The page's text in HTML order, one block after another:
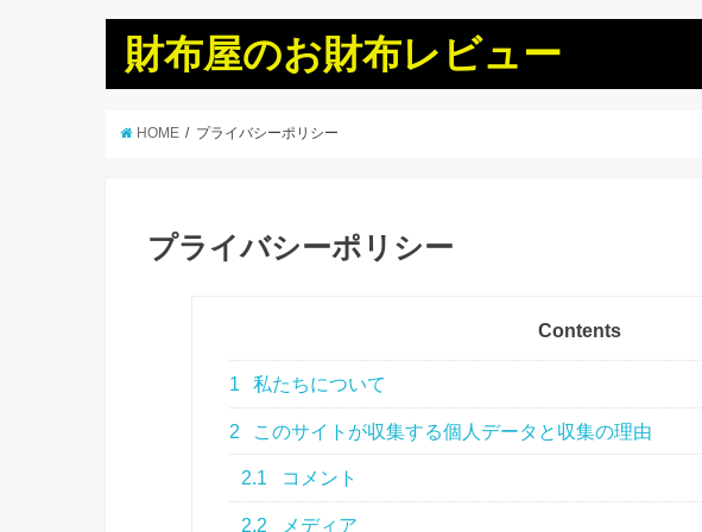
財布屋のお財布レビュー
HOME プライバシーポリシー
プライバシーポリシー
Contents
1 私たちについて
2 このサイトが収集する個人データと収集の理由
2.1 コメント
2.2 メディア